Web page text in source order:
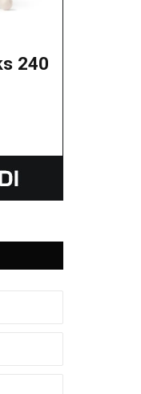
240